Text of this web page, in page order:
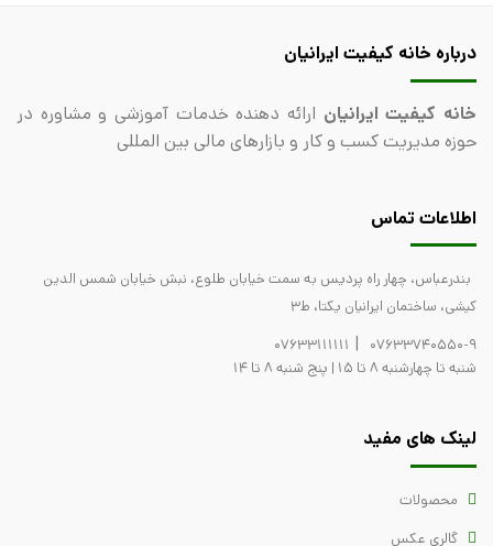
درباره خانه کیفیت ایرانیان
خانه کیفیت ایرانیان ارائه دهنده خدمات آموزشی و مشاوره در
حوزه مدیریت کسب و کار و بازارهای مالی بین المللی
اطلاعات تماس
بندرعباس، چهار راه پردیس به سمت خیابان طلوع، نبش خیابان شمس الدین
کیشی، ساختمان ایرانیان یکتا، ط3
07633740550-9
|
07633111111
شنبه تا چهارشنبه 8 تا 15 | پنج شنبه 8 تا 14
لینک های مفید
محصولات
گالری عکس